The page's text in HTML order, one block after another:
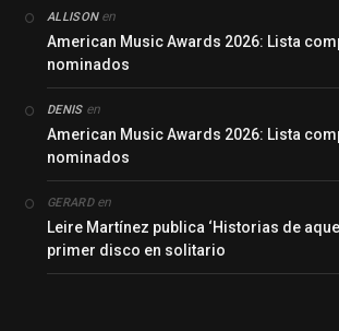
ALLISONen
American Music Awards 2026: Lista
nominados
DENISen
American Music Awards 2026: Lista
nominados
GERARDen
Leire Martínez publica ‘Historias de
primer disco en solitario